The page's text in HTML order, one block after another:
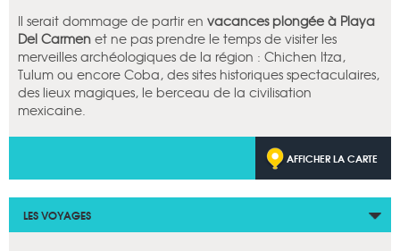
Il serait dommage de partir en vacances plongée à Playa
Del Carmen et ne pas prendre le temps de visiter les
merveilles archéologiques de la région : Chichen Itza,
Tulum ou encore Coba, des sites historiques spectaculaires,
des lieux magiques, le berceau de la civilisation
mexicaine.
AFFICHER LA CARTE
LES VOYAGES